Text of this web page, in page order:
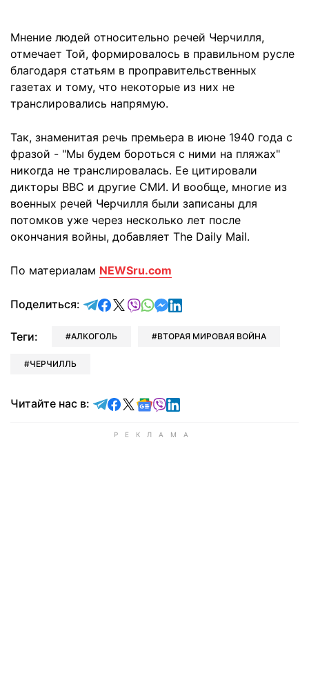
Мнение людей относительно речей Черчилля,
отмечает Той, формировалось в правильном русле
благодаря статьям в проправительственных
газетах и тому, что некоторые из них не
транслировались напрямую.
Так, знаменитая речь премьера в июне 1940 года с
фразой - "Мы будем бороться с ними на пляжах"
никогда не транслировалась. Ее цитировали
дикторы BBC и другие СМИ. И вообще, многие из
военных речей Черчилля были записаны для
потомков уже через несколько лет после
окончания войны, добавляет The Daily Mail.
По материалам NEWSru.com
Поделиться: отправить в Telegram
поделиться в Facebook
поделиться в X
отправить в Viber
отправить в Whatsapp
отправить в Messenger
отправить в LinkedIn
Теги: АЛКОГОЛЬ ВТОРАЯ МИРОВАЯ ВОЙНА
ЧЕРЧИЛЛЬ
Читайте нас в: Читайте в Telegram
Читайте в Facebook
Читайте в X
Читайте в Google news
Читайте в Viber
Читайте в LinkedIn